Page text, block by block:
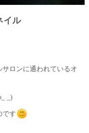
イル
ロンに通われているオ
_)
です